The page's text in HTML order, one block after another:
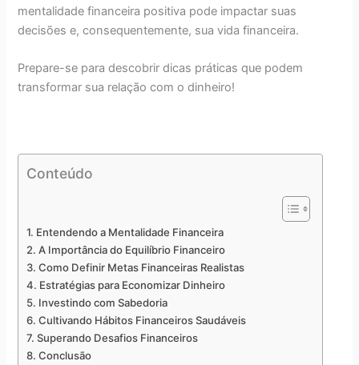
mentalidade financeira positiva pode impactar suas
decisões e, consequentemente, sua vida financeira.
Prepare-se para descobrir dicas práticas que podem
transformar sua relação com o dinheiro!
Conteúdo
Entendendo a Mentalidade Financeira
A Importância do Equilíbrio Financeiro
Como Definir Metas Financeiras Realistas
Estratégias para Economizar Dinheiro
Investindo com Sabedoria
Cultivando Hábitos Financeiros Saudáveis
Superando Desafios Financeiros
Conclusão